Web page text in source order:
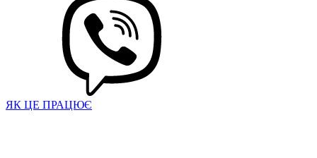
ЯК ЦЕ ПРАЦЮЄ